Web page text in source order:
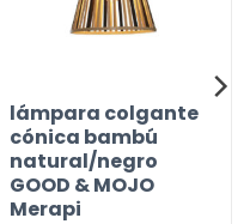
lámpara colgante
cónica bambú
natural/negro
GOOD & MOJO
Merapi